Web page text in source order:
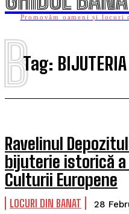
Promovăm oameni și locuri
Tag: BIJUTERIA
B
Ravelinul
bijuterie istorică a
Culturii Europene
LOCURI DIN BANAT 28